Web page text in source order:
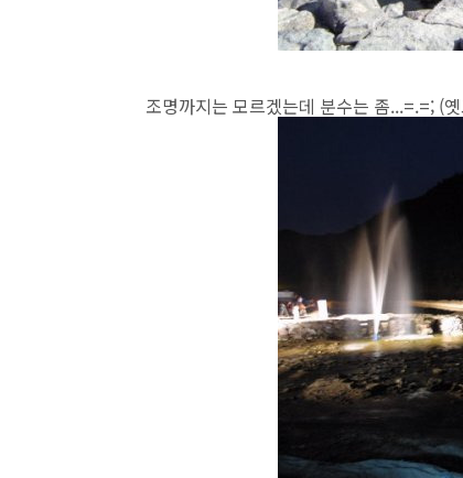
조명까지는 모르겠는데 분수는 좀...=.=; (